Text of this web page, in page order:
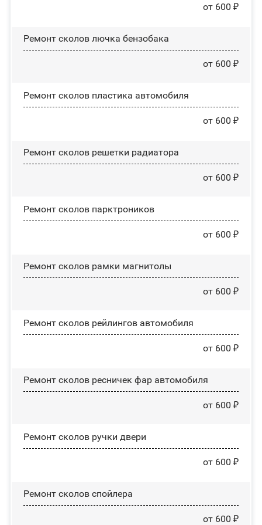
от 600 ₽
Ремонт сколов лючка бензобака
от 600 ₽
Ремонт сколов пластика автомобиля
от 600 ₽
Ремонт сколов решетки радиатора
от 600 ₽
Ремонт сколов парктроников
от 600 ₽
Ремонт сколов рамки магнитолы
от 600 ₽
Ремонт сколов рейлингов автомобиля
от 600 ₽
Ремонт сколов ресничек фар автомобиля
от 600 ₽
Ремонт сколов ручки двери
от 600 ₽
Ремонт сколов спойлера
от 600 ₽